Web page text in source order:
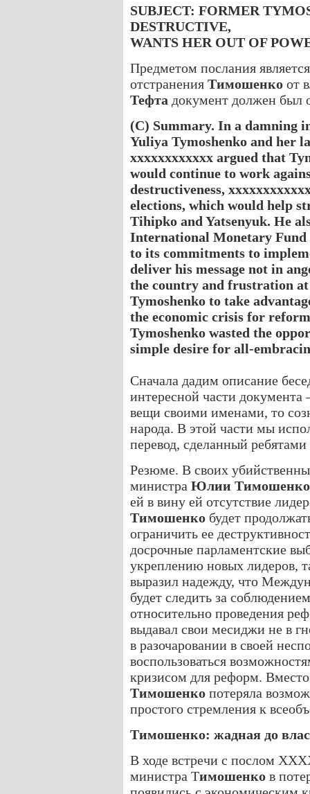
SUBJECT: FORMER
DESTRUCTIVE,
WANTS HER OUT OF
Предметом послания
отстранения Тимошенко от
Тефта документ должен был
(C) Summary. In a damning
Yuliya Tymoshenko and her
xxxxxxxxxxxx argued that
would continue to work
destructiveness,
elections, which would help
Tihipko and Yatsenyuk. He
International Monetary
to its commitments to
deliver his message not in
the country and frustration
Tymoshenko to take
the economic crisis for
Tymoshenko wasted the
simple desire for all-
Сначала дадим описание
интересной части документа
вещи своими именами, то
народа. В этой части мы
перевод, сделанный
Резюме. В своих
министра Юлии Тимошенко
ей в вину ей отсутствие
Тимошенко будет
ограничить ее
досрочные парламентские
укреплению новых лидеров,
выразил надежду, что
будет следить за
относительно проведения
выдавал свои месиджи не в
в разочаровании в своей
воспользоваться
кризисом для реформ.
Тимошенко потеряла
простого стремления к
Тимошенко: жадная до
В ходе встречи с послом
министра Тимошенко в